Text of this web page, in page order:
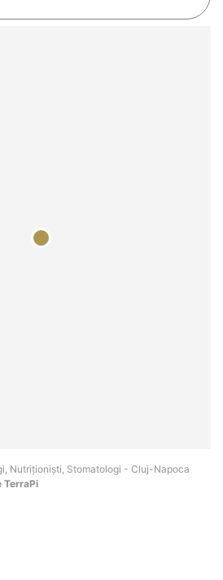
Nutriționiști, Stomatologi - Cluj-Napoca
TerraPi